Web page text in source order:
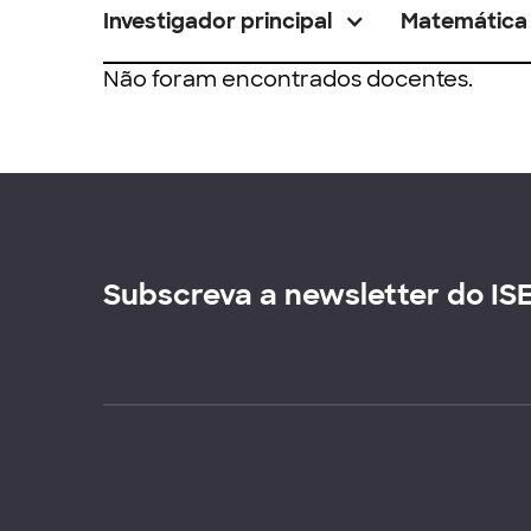
Investigador principal Matemática
Não foram encontrados docentes.
Subscreva a newsletter do